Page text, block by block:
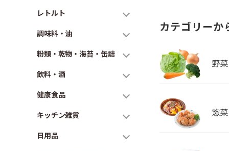
レトルト
調味料・油
粉類・乾物・海苔・缶詰
飲料・酒
健康食品
キッチン雑貨
日用品
カテゴリーか